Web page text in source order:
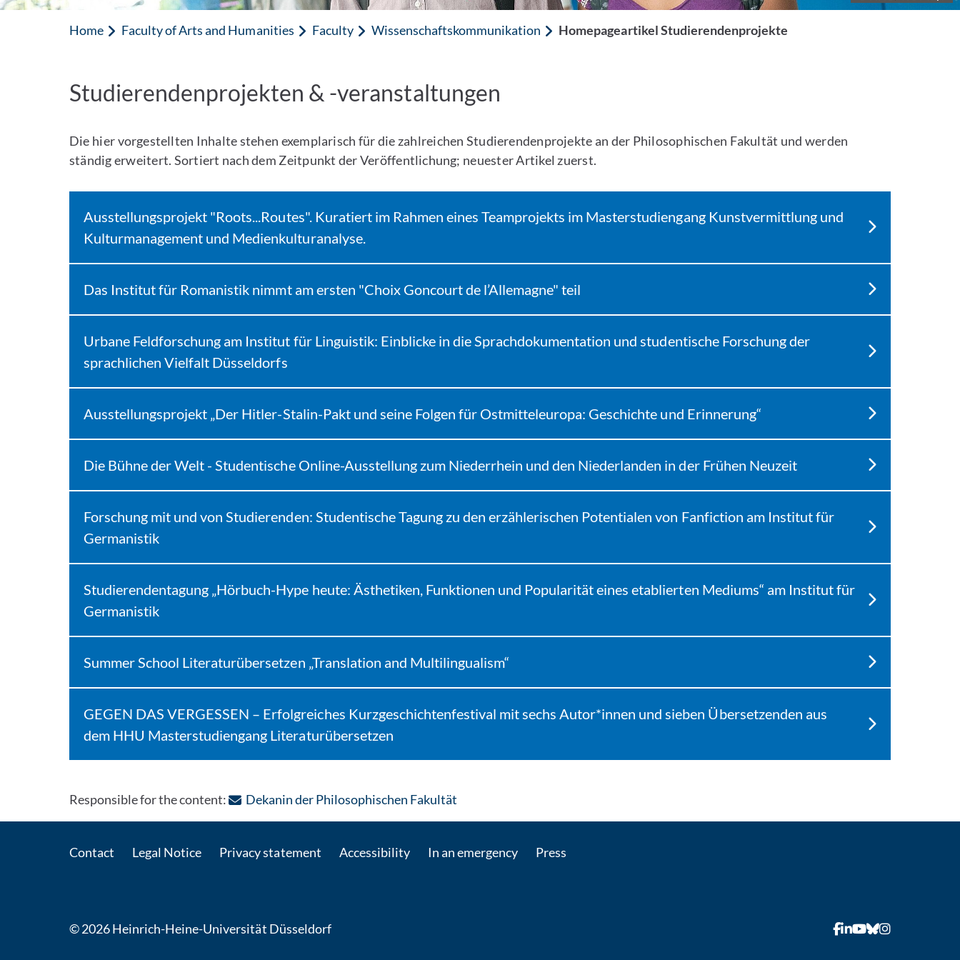
Home Faculty of Arts and Humanities Faculty Wissenschaftskommunikation Homepageartikel Studierendenprojekte
Studierendenprojekten & -veranstaltungen
Die hier vorgestellten Inhalte stehen exemplarisch für die zahlreichen Studierendenprojekte an der Philosophischen Fakultät und werden
ständig erweitert. Sortiert nach dem Zeitpunkt der Veröffentlichung; neuester Artikel zuerst.
Ausstellungsprojekt "Roots...Routes". Kuratiert im Rahmen eines Teamprojekts im Masterstudiengang Kunstvermittlung und
Kulturmanagement und Medienkulturanalyse.
Das Institut für Romanistik nimmt am ersten "Choix Goncourt de l’Allemagne" teil
Urbane Feldforschung am Institut für Linguistik: Einblicke in die Sprachdokumentation und studentische Forschung der
sprachlichen Vielfalt Düsseldorfs
Ausstellungsprojekt „Der Hitler-Stalin-Pakt und seine Folgen für Ostmitteleuropa: Geschichte und Erinnerung“
Die Bühne der Welt - Studentische Online-Ausstellung zum Niederrhein und den Niederlanden in der Frühen Neuzeit
Forschung mit und von Studierenden: Studentische Tagung zu den erzählerischen Potentialen von Fanfiction am Institut für
Germanistik
Studierendentagung „Hörbuch-Hype heute: Ästhetiken, Funktionen und Popularität eines etablierten Mediums“ am Institut für
Germanistik
Summer School Literaturübersetzen „Translation and Multilingualism“
GEGEN DAS VERGESSEN – Erfolgreiches Kurzgeschichtenfestival mit sechs Autor*innen und sieben Übersetzenden aus
dem HHU Masterstudiengang Literaturübersetzen
Responsible for the content: Dekanin der Philosophischen Fakultät
Contact Legal Notice Privacy statement Accessibility In an emergency Press
© 2026 Heinrich-Heine-Universität Düsseldorf